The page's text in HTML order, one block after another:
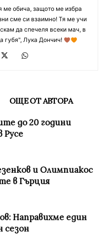
ме обича, защото ме избра
сме си взаимно! Тя ме учи
да спечеля всеки мач, в
губя", Лука Дончич!
ОЩЕ ОТ АВТОРА
до 20 години
Русе
и Олимпиакос
в Гърция
Направихме един
сезон